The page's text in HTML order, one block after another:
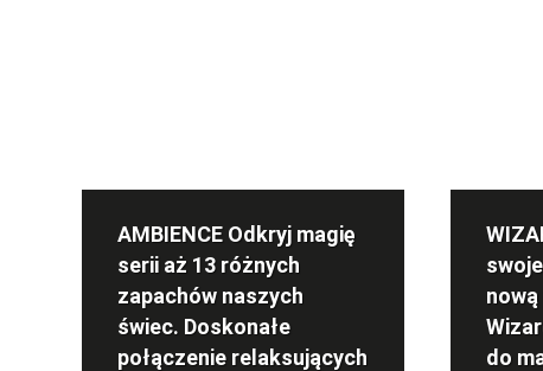
AMBIENCE Odkryj magię
serii aż 13 różnych
zapachów naszych
świec. Doskonałe
połączenie relaksujących
do